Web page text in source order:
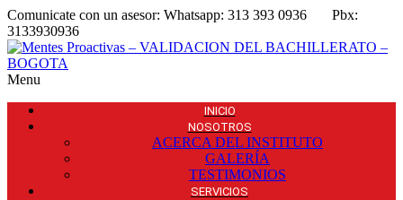
Comunicate con un asesor: Whatsapp: 313 393 0936 Pbx:
3133930936
Menu
INICIO
NOSOTROS
ACERCA DEL INSTITUTO
GALERÍA
TESTIMONIOS
SERVICIOS